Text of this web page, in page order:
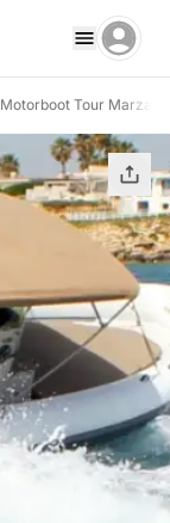
Motorboot Tour